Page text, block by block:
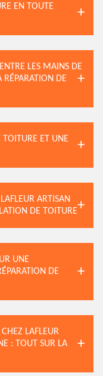
EN TOUTE
LES MAINS DE
RÉPARATION DE
TOITURE ET UNE
ARTISAN
DE TOITURE
UNE
DE
LAFLEUR
: TOUT SUR LA